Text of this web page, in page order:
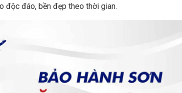
độc đáo, bền đẹp theo thời gian.